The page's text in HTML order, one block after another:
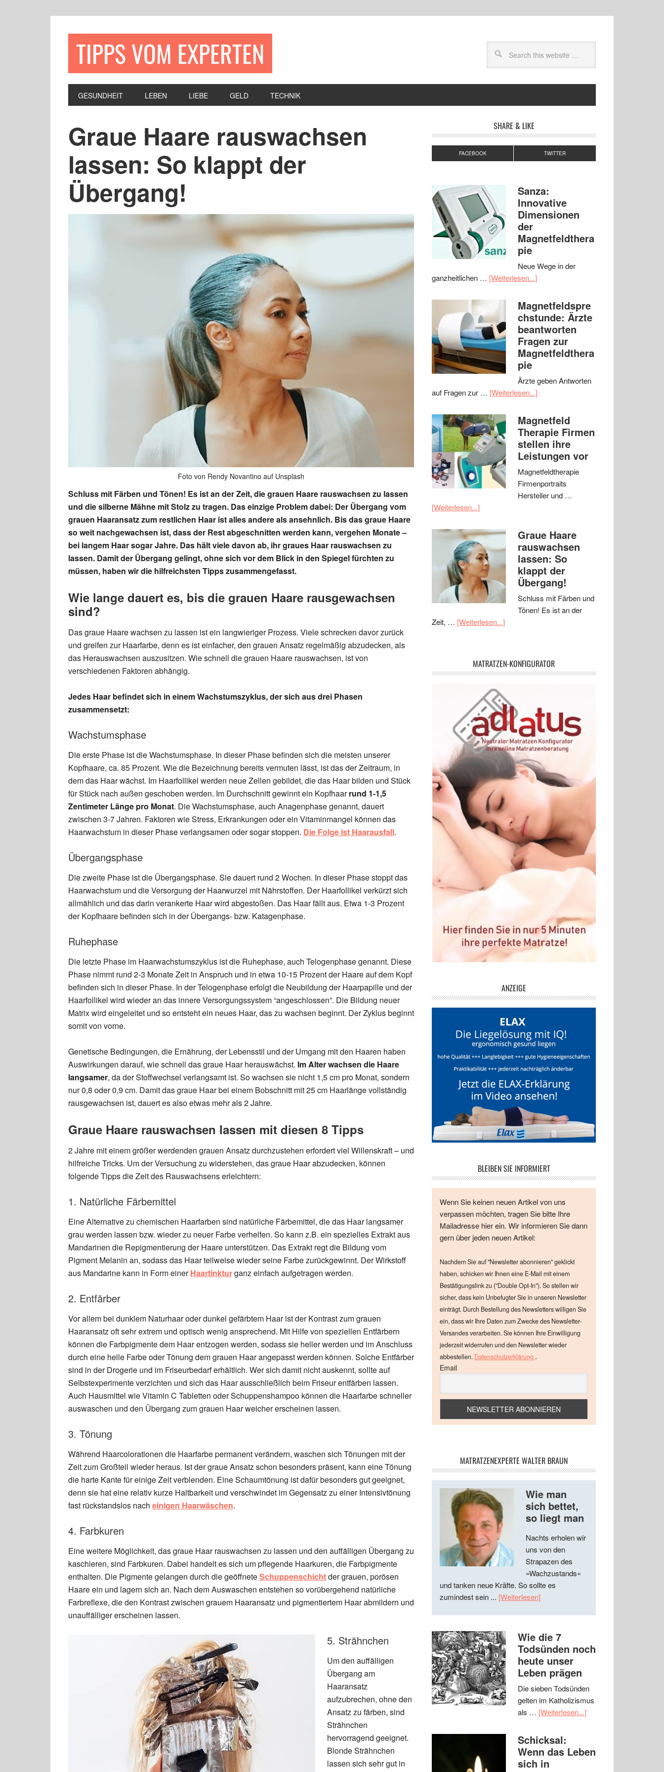
TIPPS VOM EXPERTEN
GESUNDHEIT LEBEN LIEBE GELD TECHNIK
Graue Haare rauswachsen
lassen: So klappt der
Übergang!
Foto von Rendy Novantino auf Unsplash
Schluss mit Färben und Tönen! Es ist an der Zeit, die grauen Haare rauswachsen zu lassen
und die silberne Mähne mit Stolz zu tragen. Das einzige Problem dabei: Der Übergang vom
grauen Haaransatz zum restlichen Haar ist alles andere als ansehnlich. Bis das graue Haare
so weit nachgewachsen ist, dass der Rest abgeschnitten werden kann, vergehen Monate –
bei langem Haar sogar Jahre. Das hält viele davon ab, ihr graues Haar rauswachsen zu
lassen. Damit der Übergang gelingt, ohne sich vor dem Blick in den Spiegel fürchten zu
müssen, haben wir die hilfreichsten Tipps zusammengefasst.
Wie lange dauert es, bis die grauen Haare rausgewachsen
sind?
Das graue Haare wachsen zu lassen ist ein langwieriger Prozess. Viele schrecken davor zurück
und greifen zur Haarfarbe, denn es ist einfacher, den grauen Ansatz regelmäßig abzudecken, als
das Herauswachsen auszusitzen. Wie schnell die grauen Haare rauswachsen, ist von
verschiedenen Faktoren abhängig.
Jedes Haar befindet sich in einem Wachstumszyklus, der sich aus drei Phasen
zusammensetzt:
Wachstumsphase
Die erste Phase ist die Wachstumsphase. In dieser Phase befinden sich die meisten unserer
Kopfhaare, ca. 85 Prozent. Wie die Bezeichnung bereits vermuten lässt, ist das der Zeitraum, in
dem das Haar wächst. Im Haarfollikel werden neue Zellen gebildet, die das Haar bilden und Stück
für Stück nach außen geschoben werden. Im Durchschnitt gewinnt ein Kopfhaarrund 1-1,5
Zentimeter Länge pro Monat. Die Wachstumsphase, auch Anagenphase genannt, dauert
zwischen 3-7 Jahren. Faktoren wie Stress, Erkrankungen oder ein Vitaminmangel können das
Haarwachstum in dieser Phase verlangsamen oder sogar stoppen. Die Folge ist Haarausfall.
Übergangsphase
Die zweite Phase ist die Übergangsphase. Sie dauert rund 2 Wochen. In dieser Phase stoppt das
Haarwachstum und die Versorgung der Haarwurzel mit Nährstoffen. Der Haarfollikel verkürzt sich
allmählich und das darin verankerte Haar wird abgestoßen. Das Haar fällt aus. Etwa 1-3 Prozent
der Kopfhaare befinden sich in der Übergangs- bzw. Katagenphase.
Ruhephase
Die letzte Phase im Haarwachstumszyklus ist die Ruhephase, auch Telogenphase genannt. Diese
Phase nimmt rund 2-3 Monate Zeit in Anspruch und in etwa 10-15 Prozent der Haare auf dem Kopf
befinden sich in dieser Phase. In der Telogenphase erfolgt die Neubildung der Haarpapille und der
Haarfollikel wird wieder an das innere Versorgungssystem “angeschlossen”. Die Bildung neuer
Matrix wird eingeleitet und so entsteht ein neues Haar, das zu wachsen beginnt. Der Zyklus beginnt
somit von vorne.
Genetische Bedingungen, die Ernährung, der Lebensstil und der Umgang mit den Haaren haben
Auswirkungen darauf, wie schnell das graue Haar herauswächst. Im Alter wachsen die Haare
langsamer, da der Stoffwechsel verlangsamt ist. So wachsen sie nicht 1,5 cm pro Monat, sondern
nur 0,8 oder 0,9 cm. Damit das graue Haar bei einem Bobschnitt mit 25 cm Haarlänge vollständig
rausgewachsen ist, dauert es also etwas mehr als 2 Jahre.
Graue Haare rauswachsen lassen mit diesen 8 Tipps
2 Jahre mit einem größer werdenden grauen Ansatz durchzustehen erfordert viel Willenskraft – und
hilfreiche Tricks. Um der Versuchung zu widerstehen, das graue Haar abzudecken, können
folgende Tipps die Zeit des Rauswachsens erleichtern:
1. Natürliche Färbemittel
Eine Alternative zu chemischen Haarfarben sind natürliche Färbemittel, die das Haar langsamer
grau werden lassen bzw. wieder zu neuer Farbe verhelfen. So kann z.B. ein spezielles Extrakt aus
Mandarinen die Repigmentierung der Haare unterstützen. Das Extrakt regt die Bildung vom
Pigment Melanin an, sodass das Haar teilweise wieder seine Farbe zurückgewinnt. Der Wirkstoff
aus Mandarine kann in Form einerHaartinkturganz einfach aufgetragen werden.
2. Entfärber
Vor allem bei dunklem Naturhaar oder dunkel gefärbtem Haar ist der Kontrast zum grauen
Haaransatz oft sehr extrem und optisch wenig ansprechend. Mit Hilfe von speziellen Entfärbern
können die Farbpigmente dem Haar entzogen werden, sodass sie heller werden und im Anschluss
durch eine helle Farbe oder Tönung dem grauen Haar angepasst werden können. Solche Entfärber
sind in der Drogerie und im Friseurbedarf erhältlich. Wer sich damit nicht auskennt, sollte auf
Selbstexperimente verzichten und sich das Haar ausschließlich beim Friseur entfärben lassen.
Auch Hausmittel wie Vitamin C Tabletten oder Schuppenshampoo können die Haarfarbe schneller
auswaschen und den Übergang zum grauen Haar weicher erscheinen lassen.
3. Tönung
Während Haarcolorationen die Haarfarbe permanent verändern, waschen sich Tönungen mit der
Zeit zum Großteil wieder heraus. Ist der graue Ansatz schon besonders präsent, kann eine Tönung
die harte Kante für einige Zeit verblenden. Eine Schaumtönung ist dafür besonders gut geeignet,
denn sie hat eine relativ kurze Haltbarkeit und verschwindet im Gegensatz zu einer Intensivtönung
fast rückstandslos nach einigen Haarwäschen.
4. Farbkuren
Eine weitere Möglichkeit, das graue Haar rauswachsen zu lassen und den auffälligen Übergang zu
kaschieren, sind Farbkuren. Dabei handelt es sich um pflegende Haarkuren, die Farbpigmente
enthalten. Die Pigmente gelangen durch die geöffneteSchuppenschichtder grauen, porösen
Haare ein und lagern sich an. Nach dem Auswaschen entstehen so vorübergehend natürliche
Farbreflexe, die den Kontrast zwischen grauem Haaransatz und pigmentiertem Haar abmildern und
unauffälliger erscheinen lassen.
5. Strähnchen
Um den auffälligen
Übergang am
Haaransatz
aufzubrechen, ohne den
Ansatz zu färben, sind
Strähnchen
hervorragend geeignet.
Blonde Strähnchen
lassen sich sehr gut in
SHARE & LIKE
FACEBOOK TWITTER
Sanza:
Innovative
Dimensionen
der
Magnetfeldthera
pie
Neue Wege in der
ganzheitlichen … [Weiterlesen...]
Magnetfeldspre
chstunde: Ärzte
beantworten
Fragen zur
Magnetfeldthera
pie
Ärzte geben Antworten
auf Fragen zur … [Weiterlesen...]
Magnetfeld
Therapie Firmen
stellen ihre
Leistungen vor
Magnetfeldtherapie
Firmenportraits
Hersteller und …
[Weiterlesen...]
Graue Haare
rauswachsen
lassen: So
klappt der
Übergang!
Schluss mit Färben und
Tönen! Es ist an der
Zeit, … [Weiterlesen...]
MATRATZEN-KONFIGURATOR
ANZEIGE
BLEIBEN SIE INFORMIERT
Wenn Sie keinen neuen Artikel von uns
verpassen möchten, tragen Sie bitte Ihre
Mailadresse hier ein. Wir informieren Sie dann
gern über jeden neuen Artikel:
Nachdem Sie auf "Newsletter abonnieren" geklickt
haben, schicken wir Ihnen eine E-Mail mit einem
Bestätigungslink zu ("Double Opt-In"). So stellen wir
sicher, dass kein Unbefugter Sie in unseren Newsletter
einträgt. Durch Bestellung des Newsletters willigen Sie
ein, dass wir Ihre Daten zum Zwecke des Newsletter-
Versandes verarbeiten. Sie können Ihre Einwilligung
jederzeit widerrufen und den Newsletter wieder
abbestellen. Datenschutzerklärung .
Email
MATRATZENEXPERTE WALTER BRAUN
Wie man
sich bettet,
so liegt man
Nachts erholen wir
uns von den
Strapazen des
»Wachzustands«
und tanken neue Kräfte. So sollte es
zumindest sein ... [Weiterlesen]
Wie die 7
Todsünden noch
heute unser
Leben prägen
Die sieben Todsünden
gelten im Katholizismus
als … [Weiterlesen...]
Schicksal:
Wenn das Leben
sich in